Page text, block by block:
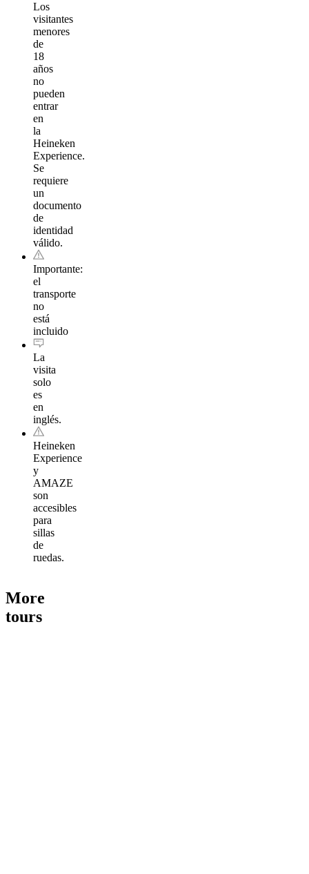
Los
visitantes
menores
de
18
años
no
pueden
entrar
en
la
Heineken
Experience.
Se
requiere
un
documento
de
identidad
válido.
Importante:
el
transporte
no
está
incluido
La
visita
solo
es
en
inglés.
Heineken
Experience
y
AMAZE
son
accesibles
para
sillas
de
ruedas.
More
tours